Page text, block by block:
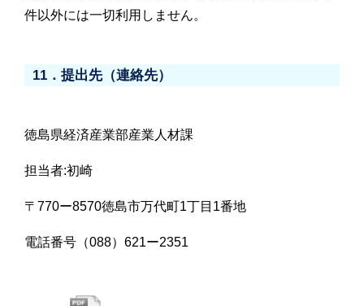
件以外には一切利用しません。
11．提出先（連絡先）
徳島県経済産業部産業人材課
担当者:初崎
〒770ー8570徳島市万代町1丁目1番地
電話番号（088）621ー2351